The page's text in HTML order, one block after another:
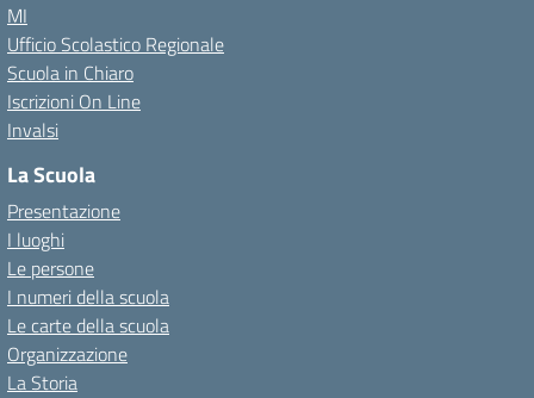
MI
Ufficio Scolastico Regionale
Scuola in Chiaro
Iscrizioni On Line
Invalsi
La Scuola
Presentazione
I luoghi
Le persone
I numeri della scuola
Le carte della scuola
Organizzazione
La Storia